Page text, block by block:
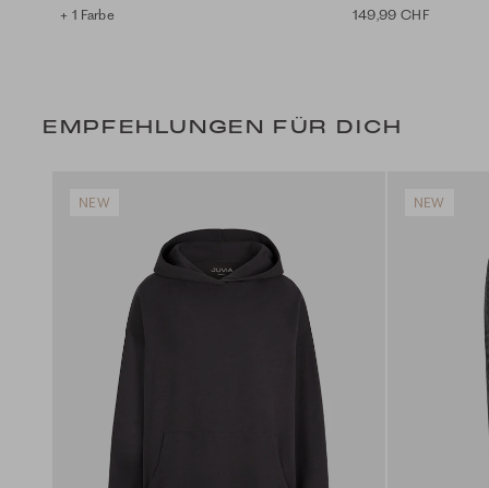
+ 1 Farbe 149,99 CHF
EMPFEHLUNGEN FÜR DICH
NEW NEW